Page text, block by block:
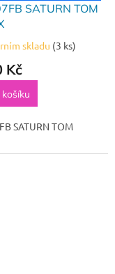
SATURN TOM
skladu (3 ks)
Kč
košíku
SATURN TOM